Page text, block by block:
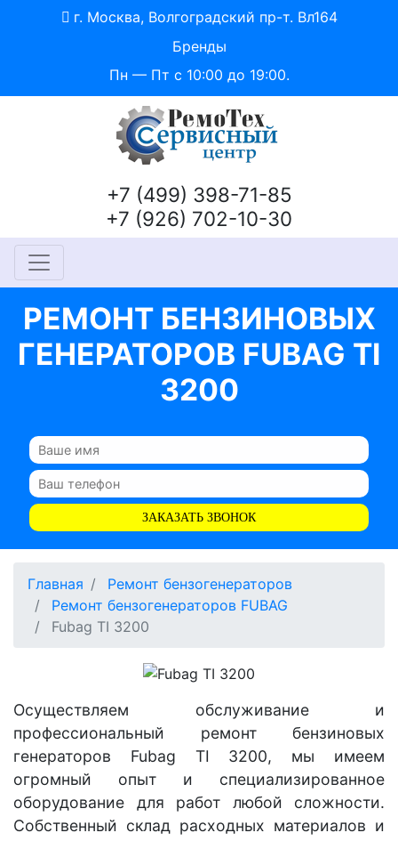
г. Москва, Волгоградский пр-т. Вл164
Бренды
Пн — Пт с 10:00 до 19:00.
+7 (499) 398-71-85
+7 (926) 702-10-30
РЕМОНТ БЕНЗИНОВЫХ
ГЕНЕРАТОРОВ FUBAG TI
3200
ЗАКАЗАТЬ ЗВОНОК
Главная
Ремонт бензогенераторов
Ремонт бензогенераторов FUBAG
Fubag TI 3200
Осуществляем обслуживание и
профессиональный ремонт бензиновых
генераторов Fubag TI 3200, мы имеем
огромный опыт и специализированное
оборудование для работ любой сложности.
Собственный склад расходных материалов и